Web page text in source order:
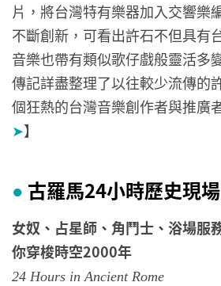
片，將台灣特有樂器加入交響樂
不斷創新，可看出許石不但具有
音樂也帶有類似歌仔戲般靈活多
傳記詳盡整理了以往較少流傳的
個狂熱的台灣音樂創作者與推廣
➤】
● 古羅馬24小時歷史現場
女奴、占星師、角鬥士、浴場服
你穿梭時空2000年
24 Hours in Ancient Rome